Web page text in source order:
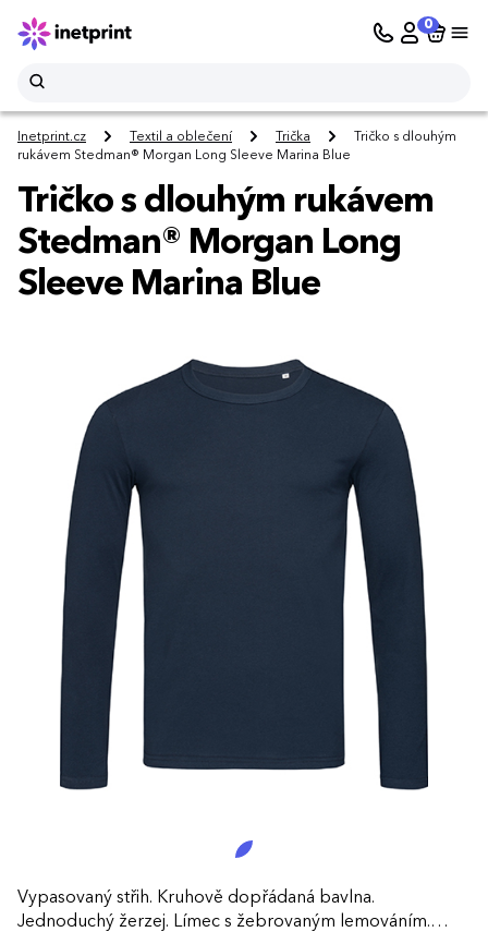
0
Inetprint.cz Textil a oblečení Trička
Tričko s dlouhým
rukávem Stedman® Morgan Long Sleeve Marina Blue
Tričko s dlouhým rukávem
Stedman® Morgan Long
Sleeve Marina Blue
Vypasovaný střih. Kruhově dopřádaná bavlna.
Jednoduchý žerzej. Límec s žebrovaným lemováním.